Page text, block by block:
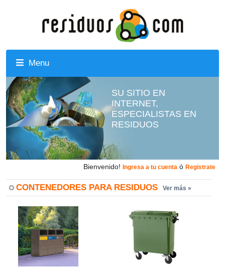
Menu
SU SITIO EN
INTERNET,
ESPECIALISTAS EN
RESIDUOS
Bienvenido! Ingresa a tu cuenta ó Registrate
CONTENEDORES PARA RESIDUOS Ver más »